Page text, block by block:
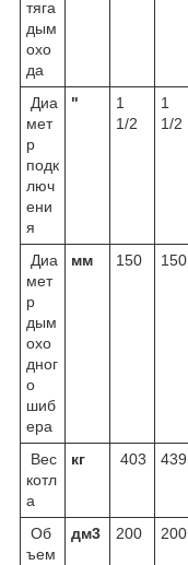
тяга
дым
охо
да
Диа
мет
р
подк
люч
ени
я
"
1
1/2
1
1/2
Диа
мет
р
дым
охо
дног
о
шиб
ера
мм 150 150
Вес
котл
а
кг 403 439
Об
ъем
дм3 200 200